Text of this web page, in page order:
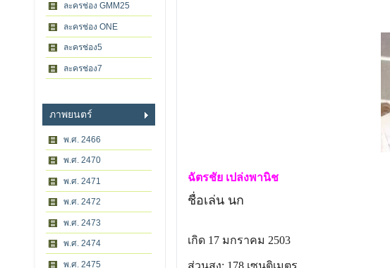
ละครช่อง GMM25
ละครช่อง ONE
ละครช่อง5
ละครช่อง7
ภาพยนตร์
พ.ศ. 2466
พ.ศ. 2470
พ.ศ. 2471
พ.ศ. 2472
พ.ศ. 2473
พ.ศ. 2474
พ.ศ. 2475
ฉัตรชัย เปล่งพานิช
ชื่อเล่น นก
เกิด 17 มกราคม 2503
ส่วนสูง: 178 เซนติเมตร